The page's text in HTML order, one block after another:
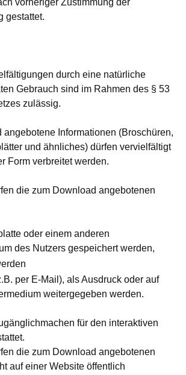
vorheriger Zustimmung der
gestattet.
durch eine natürliche
Gebrauch sind im Rahmen des § 53
zulässig.
angebotene Informationen (Broschüren,
und ähnliches) dürfen vervielfältigt
Form verbreitet werden.
die zum Download angebotenen
oder einem anderen
des Nutzers gespeichert werden,
per E-Mail), als Ausdruck oder auf
weitergegeben werden.
für den interaktiven
die zum Download angebotenen
auf einer Website öffentlich